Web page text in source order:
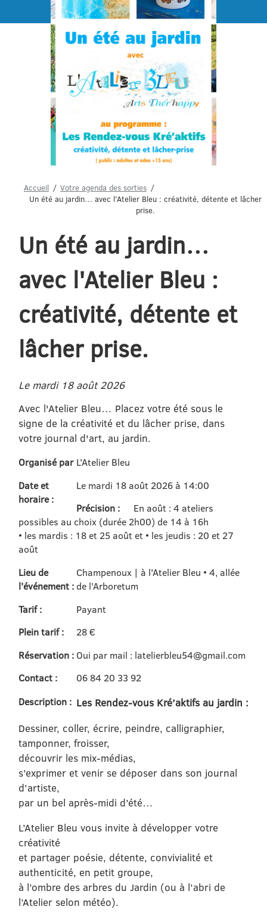
Menu
Accueil
Votre agenda des sorties
Un été au jardin… avec l'Atelier Bleu : créativité, détente et lâcher
prise.
Un été au jardin…
avec l'Atelier Bleu :
créativité, détente et
lâcher prise.
Le mardi 18 août 2026
Avec l'Atelier Bleu… Placez votre été sous le
signe de la créativité et du lâcher prise, dans
votre journal d'art, au jardin.
Organisé par L'Atelier Bleu
Date et
horaire :
Le mardi 18 août 2026 à 14:00
Précision :
En août : 4 ateliers
possibles au choix (durée 2h00) de 14 à 16h
• les mardis : 18 et 25 août et • les jeudis : 20 et 27
août
Lieu de
l'événement :
Champenoux | à l'Atelier Bleu • 4, allée
de l'Arboretum
Tarif :
Payant
Plein tarif :
28 €
Réservation : Oui par mail : latelierbleu54@gmail.com
Contact :
06 84 20 33 92
Description : Les Rendez-vous Kré’aktifs au jardin :
Dessiner, coller, écrire, peindre, calligraphier,
tamponner, froisser,
découvrir les mix-médias,
s’exprimer et venir se déposer dans son journal
d’artiste,
par un bel après-midi d’été…
L’Atelier Bleu vous invite à développer votre
créativité
et partager poésie, détente, convivialité et
authenticité, en petit groupe,
à l’ombre des arbres du Jardin (ou à l’abri de
l’Atelier selon météo).